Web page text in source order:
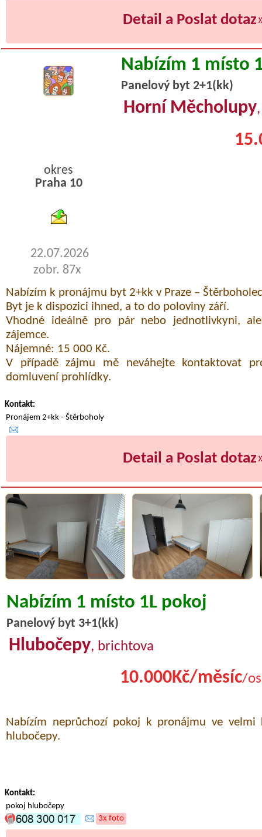
Detail a Poslat dotaz
Nabízím 1 místo
Panelový byt 2+1(kk)
Horní Měcholupy
okres
Praha 10
22.07.2026
zobr. 87x
Nabízím k pronájmu byt 2+kk v Praze –
Byt je k dispozici ihned, a to do poloviny září.
Vhodné ideálně pro pár nebo jednotlivkyni,
zájemce.
Nájemné: 15 000 Kč.
V případě zájmu mě neváhejte kontaktovat
domluvení prohlídky.
Kontakt:
Pronájem 2+kk - Štěrboholy
Detail a Poslat dotaz
Nabízím 1 místo 1L pokoj
Panelový byt 3+1(kk)
Hlubočepy, brichtova
10.000Kč/měsíc/
Nabízím neprůchozí pokoj k pronájmu ve
hlubočepy.
Kontakt:
pokoj hlubočepy
3x foto